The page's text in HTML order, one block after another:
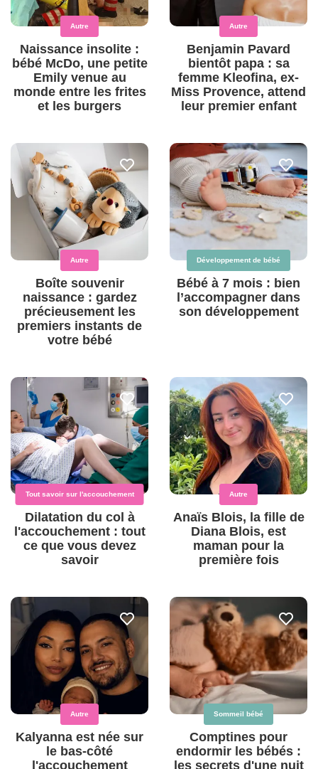
Autre
Naissance insolite :
bébé McDo, une petite
Emily venue au
monde entre les frites
et les burgers
Autre
Benjamin Pavard
bientôt papa : sa
femme Kleofina, ex-
Miss Provence, attend
leur premier enfant
Autre
Boîte souvenir
naissance : gardez
précieusement les
premiers instants de
votre bébé
Développement de bébé
Bébé à 7 mois : bien
l’accompagner dans
son développement
Tout savoir sur l'accouchement
Dilatation du col à
l'accouchement : tout
ce que vous devez
savoir
Autre
Anaïs Blois, la fille de
Diana Blois, est
maman pour la
première fois
Autre
Kalyanna est née sur
le bas-côté
l'accouchement
Sommeil bébé
Comptines pour
endormir les bébés :
les secrets d'une nuit